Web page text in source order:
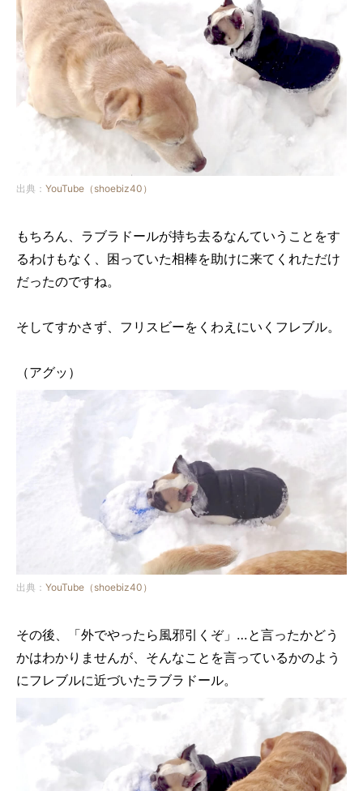
出典： YouTube（shoebiz40）
もちろん、ラブラドールが持ち去るなんていうことをす
るわけもなく、困っていた相棒を助けに来てくれただけ
だったのですね。
そしてすかさず、フリスビーをくわえにいくフレブル。
（アグッ）
出典： YouTube（shoebiz40）
その後、「外でやったら風邪引くぞ」…と言ったかどう
かはわかりませんが、そんなことを言っているかのよう
にフレブルに近づいたラブラドール。